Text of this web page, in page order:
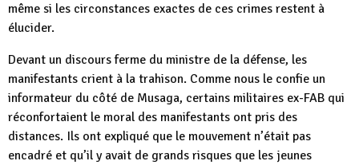
même si les circonstances exactes de ces crimes restent à
élucider.
Devant un discours ferme du ministre de la défense, les
manifestants crient à la trahison. Comme nous le confie un
informateur du côté de Musaga, certains militaires ex-FAB qui
réconfortaient le moral des manifestants ont pris des
distances. Ils ont expliqué que le mouvement n’était pas
encadré et qu’il y avait de grands risques que les jeunes